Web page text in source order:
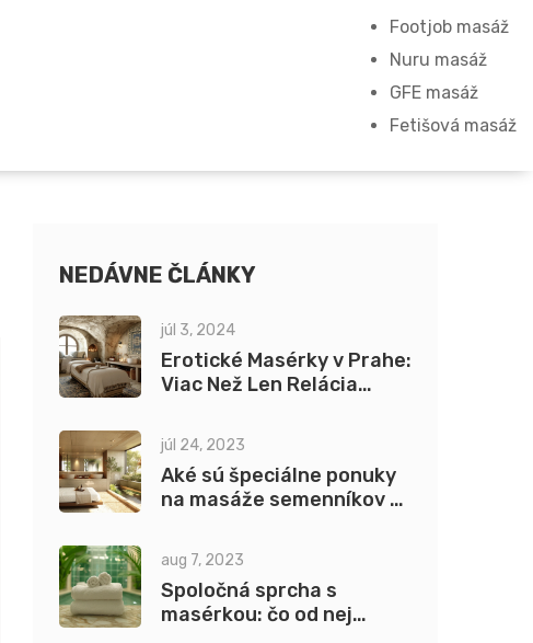
Footjob masáž
Nuru masáž
GFE masáž
Fetišová masáž
NEDÁVNE ČLÁNKY
júl 3, 2024
Erotické Masérky v Prahe:
Viac Než Len Relácia
júl 24, 2023
Aké sú špeciálne ponuky
na masáže semenníkov a
aug 7, 2023
Spoločná sprcha s
masérkou: čo od nej